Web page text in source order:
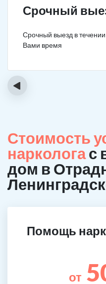
Срочный
Срочный выезд в
Вами время
‹
Стоимость
наркологас
дом в
Помощь
от